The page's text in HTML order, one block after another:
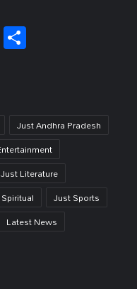
Threads
Just Andhra Pradesh
Just Literature
Just Sports
Latest News